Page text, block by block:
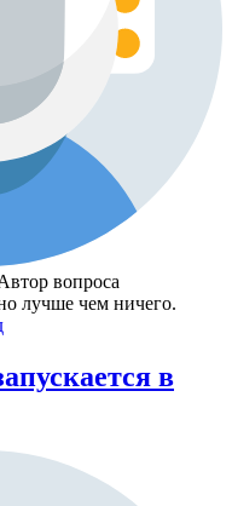
вопроса
лучше чем ничего.
в